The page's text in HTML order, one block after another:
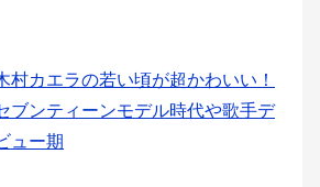
村カエラの若い頃が超かわいい！
ブンティーンモデル時代や歌手デ
ュー期